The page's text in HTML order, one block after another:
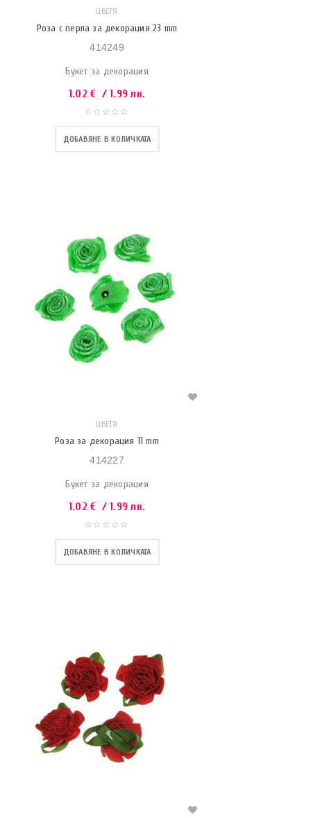
ЦВЕТЯ
Роза с перла за декорация 23 mm
414249
Букет за декорация
1.02€ / 1.99 лв.
ДОБАВЯНЕ В КОЛИЧКАТА
ЦВЕТЯ
Роза за декорация 11 mm
414227
Букет за декорация
1.02€ / 1.99 лв.
ДОБАВЯНЕ В КОЛИЧКАТА